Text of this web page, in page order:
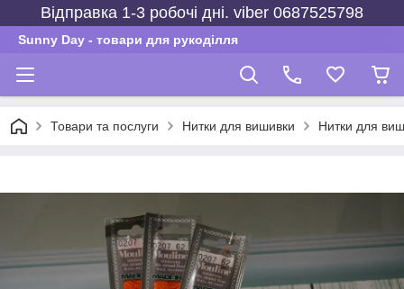
Відправка 1-3 робочі дні. viber 0687525798
Sunny Day - товари для рукоділля
Товари та послуги Нитки для вишивки Нитки для